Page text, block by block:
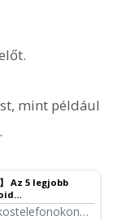
mint például
Az 5 legjobb